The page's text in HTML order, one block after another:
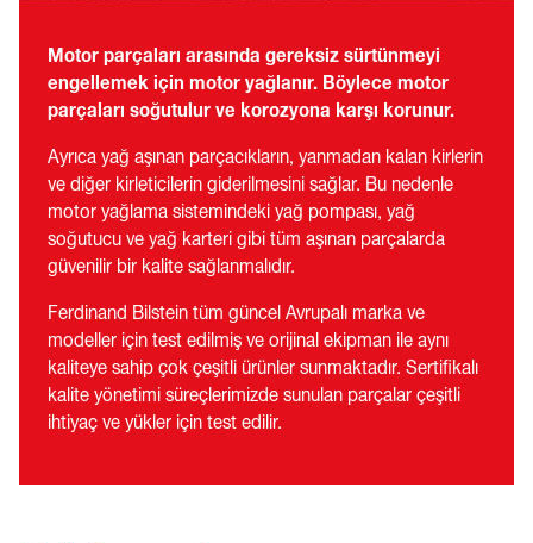
Motor parçaları arasında gereksiz sürtünmeyi
engellemek için motor yağlanır. Böylece motor
parçaları soğutulur ve korozyona karşı korunur.
Ayrıca yağ aşınan parçacıkların, yanmadan kalan kirlerin
ve diğer kirleticilerin giderilmesini sağlar. Bu nedenle
motor yağlama sistemindeki yağ pompası, yağ
soğutucu ve yağ karteri gibi tüm aşınan parçalarda
güvenilir bir kalite sağlanmalıdır.
Ferdinand Bilstein tüm güncel Avrupalı marka ve
modeller için test edilmiş ve orijinal ekipman ile aynı
kaliteye sahip çok çeşitli ürünler sunmaktadır. Sertifikalı
kalite yönetimi süreçlerimizde sunulan parçalar çeşitli
ihtiyaç ve yükler için test edilir.